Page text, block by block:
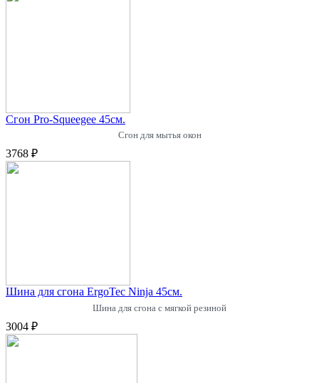
Сгон Pro-Squeegee 45см.
Сгон для мытья окон
3768 ₽
Шина для сгона ErgoTec Ninja 45см.
Шина для сгона с мягкой резиной
3004 ₽